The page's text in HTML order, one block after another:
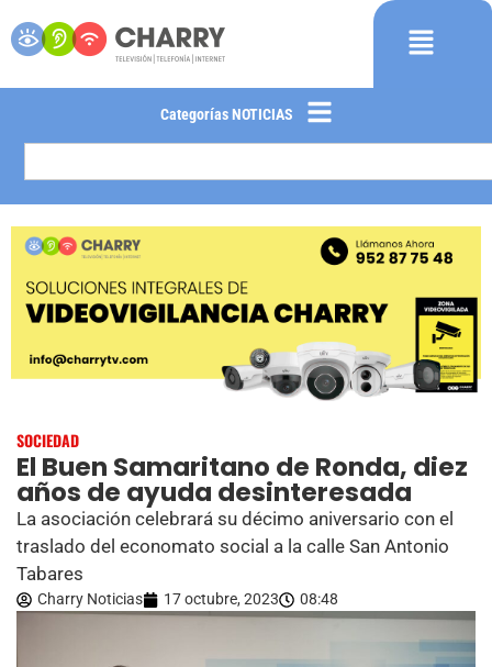
Categorías NOTICIAS
SOCIEDAD
El Buen Samaritano de Ronda, diez
años de ayuda desinteresada
La asociación celebrará su décimo aniversario con el
traslado del economato social a la calle San Antonio
Tabares
Charry Noticias 17 octubre, 2023 08:48